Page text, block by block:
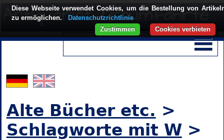
Alte Bücher etc. >
Schlagworte mit W>
Diese Webseite verwendet Cookies, um die Bestellung von
zu ermöglichen.
Datenschutzrichtlinie
Cookies verbieten
Zustimmen